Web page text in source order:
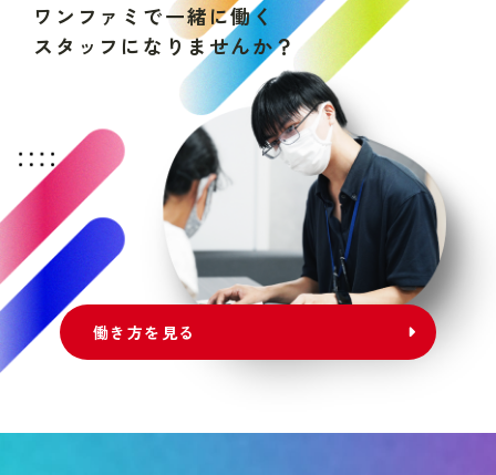
ワ ン フ ァ ミ で一緒に働く
ス タ ッ フ にな りま せんか？
働き方を見る